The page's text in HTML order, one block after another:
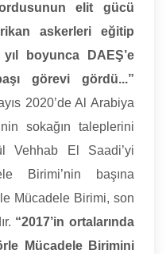
elit gücü
askerleri eğitip
yıl boyunca DAEŞ’e
görevi gördü...”
2020’de Al Arabiya
sokağın taleplerini
Vehhab El Saadi’yi
Birimi’nin başına
Mücadele Birimi, son
“2017’in ortalarında
Mücadele Birimini